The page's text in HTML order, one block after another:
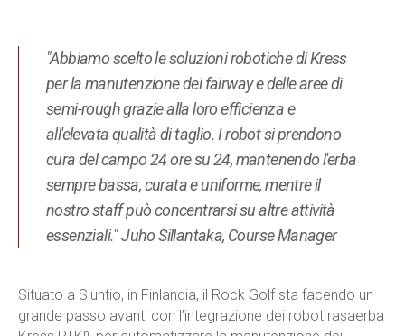
"Abbiamo scelto le soluzioni robotiche di Kress
per la manutenzione dei fairway e delle aree di
semi-rough grazie alla loro efficienza e
all'elevata qualità di taglio. I robot si prendono
cura del campo 24 ore su 24, mantenendo l'erba
sempre bassa, curata e uniforme, mentre il
nostro staff può concentrarsi su altre attività
essenziali." Juho Sillantaka, Course Manager
Situato a Siuntio, in Finlandia, il Rock Golf sta facendo un
grande passo avanti con l’integrazione dei robot rasaerba